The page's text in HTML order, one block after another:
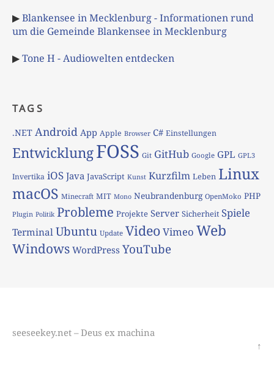
▶Blankensee in Mecklenburg - Informationen rund
um die Gemeinde Blankensee in Mecklenburg
▶Tone H - Audiowelten entdecken
TAGS
.NET Android App Apple Browser C# Einstellungen
EntwicklungFOSS Git GitHub Google GPL GPL3
Invertika iOS Java JavaScript Kunst Kurzfilm Leben Linux
macOS Minecraft MIT Mono Neubrandenburg OpenMoko PHP
Plugin Politik Probleme Projekte Server Sicherheit Spiele
TerminalUbuntu Update VideoVimeo Web
Windows WordPress YouTube
seeseekey.net – Deus ex machina
↑